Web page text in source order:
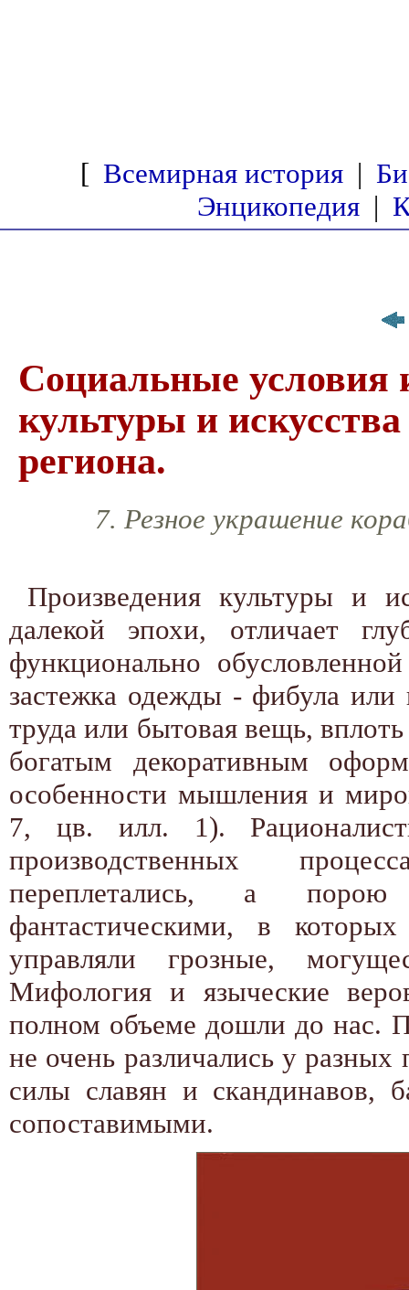
[ Всемирная история |
Энцикопедия |
Социальные
культуры и
региона.
7. Резное украшение
Произведения культуры и
далекой эпохи, отличает
функционально
застежка одежды - фибула или
труда или бытовая вещь,
богатым декоративным
особенности мышления и
7, цв. илл. 1).
производственных
переплетались, а порою
фантастическими, в
управляли грозные,
Мифология и языческие
полном объеме дошли до нас.
не очень различались у
силы славян и скандинавов,
сопоставимыми.